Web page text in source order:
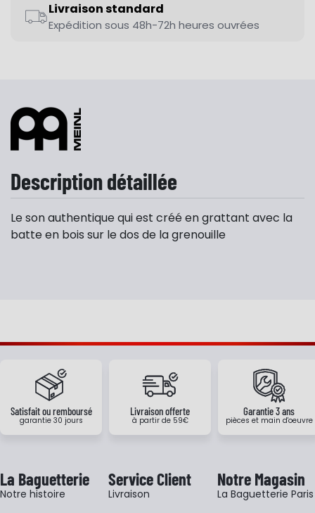
Livraison standard
Expédition sous 48h-72h heures ouvrées
Description détaillée
Le son authentique qui est créé en grattant avec la
batte en bois sur le dos de la grenouille
Satisfait ou remboursé
garantie 30 jours
Livraison offerte
à partir de 59€
Garantie 3 ans
pièces et main d'oeuvre
La Baguetterie
Notre histoire
Service Client
Livraison
Notre Magasin
La Baguetterie Paris